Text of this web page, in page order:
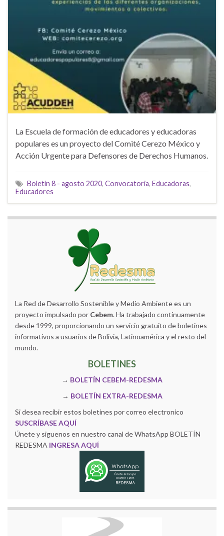
La Escuela de formación de educadores y educadoras
populares es un proyecto del Comité Cerezo México y
Acción Urgente para Defensores de Derechos Humanos.
Boletín 8 - agosto 2020, Convocatoria, Educadoras,
Educadores
La Red de Desarrollo Sostenible y Medio Ambiente es un
proyecto impulsado por Cebem. Ha trabajado continuamente
desde 1999, proporcionando un servicio gratuito de boletines
informativos a usuarios de Bolivia, Latinoamérica y el resto del
mundo.
BOLETINES
→ BOLETÍN CEBEM-REDESMA
→ BOLETÍN EXTRA-REDESMA
Si desea recibir estos boletines por correo electronico
SUSCRÍBASE AQUÍ
Únete y siguenos en nuestro canal de WhatsApp BOLETÍN
REDESMA INGRESA AQUÍ